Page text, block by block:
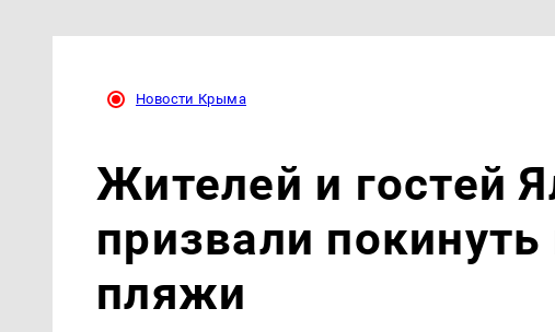
Новости Крыма
Жителей и гостей
призвали
пляжи